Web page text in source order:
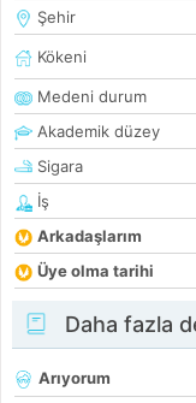
Şehir
Kökeni
Medeni durum
Akademik düzey
Sigara
İş
Arkadaşlarım
Üye olma tarihi
Daha fazla
Arıyorum